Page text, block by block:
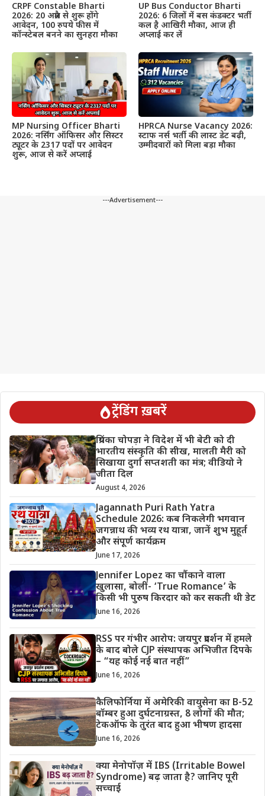
CRPF Constable Bharti
2026: 20 अप्रैल से शुरू होंगे
आवेदन, 100 रुपये फीस में
कॉन्स्टेबल बनने का सुनहरा मौका
UP Bus Conductor Bharti
2026: 6 जिलों में बस कंडक्टर भर्ती
कल है आखिरी मौका, आज ही
अप्लाई कर लें
MP Nursing Officer Bharti
2026: नर्सिंग ऑफिसर और सिस्टर
ट्यूटर के 2317 पदों पर आवेदन
शुरू, आज से करें अप्लाई
HPRCA Nurse Vacancy 2026:
स्टाफ नर्स भर्ती की लास्ट डेट बढ़ी,
उम्मीदवारों को मिला बड़ा मौका
---Advertisement---
ट्रेंडिंग ख़बरें
प्रियंका चोपड़ा ने विदेश में भी बेटी को दी
भारतीय संस्कृति की सीख, मालती मैरी को
सिखाया दुर्गा सप्तशती का मंत्र; वीडियो ने
जीता दिल
August 4, 2026
Jagannath Puri Rath Yatra
Schedule 2026: कब निकलेगी भगवान
जगन्नाथ की भव्य रथ यात्रा, जानें शुभ मुहूर्त
और संपूर्ण कार्यक्रम
June 17, 2026
Jennifer Lopez का चौंकाने वाला
खुलासा, बोलीं- ‘True Romance’ के
किसी भी पुरुष किरदार को कर सकती थी डेट
June 16, 2026
RSS पर गंभीर आरोप: जयपुर प्रदर्शन में हमले
के बाद बोले CJP संस्थापक अभिजीत दिपके
– “यह कोई नई बात नहीं”
June 16, 2026
कैलिफोर्निया में अमेरिकी वायुसेना का B-52
बॉम्बर हुआ दुर्घटनाग्रस्त, 8 लोगों की मौत;
टेकऑफ के तुरंत बाद हुआ भीषण हादसा
June 16, 2026
क्या मेनोपॉज़ में IBS (Irritable Bowel
Syndrome) बढ़ जाता है? जानिए पूरी
सच्चाई